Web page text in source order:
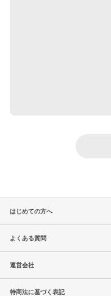
はじめての方へ
よくある質問
運営会社
特商法に基づく表記